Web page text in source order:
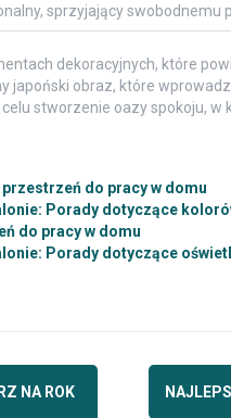
sprzyjający swobodnemu
dekoracyjnych, które
japoński obraz, które
stworzenie oazy spokoju, w
do pracy w domu
Porady dotyczące
do pracy w domu
Porady dotyczące
NA ROK